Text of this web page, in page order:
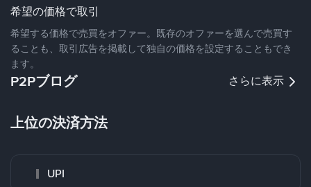
希望の価格で取引
希望する価格で売買をオファー。既存のオファーを選んで売買す
ることも、取引広告を掲載して独自の価格を設定することもでき
ます。
P2Pブログ さらに表示
上位の決済方法
UPI